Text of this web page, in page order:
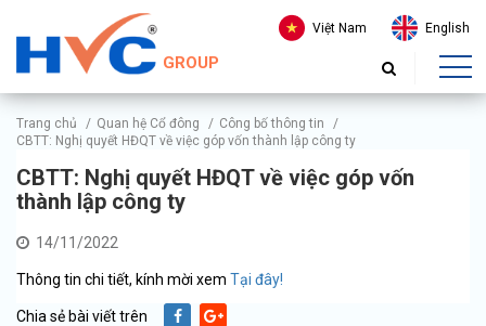
GROUP
Việt Nam English
Trang chủ / Quan hệ Cổ đông / Công bố thông tin
/
CBTT: Nghị quyết HĐQT về việc góp vốn thành lập công ty
CBTT: Nghị quyết HĐQT về việc góp vốn
thành lập công ty
14/11/2022
Thông tin chi tiết, kính mời xem Tại đây!
Chia sẻ bài viết trên